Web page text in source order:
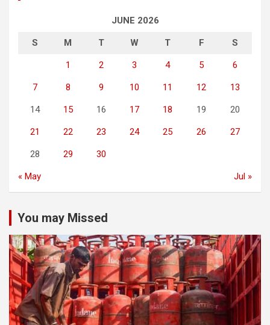
JUNE 2026
S M T W T F S
1 2 3 4 5 6
7 8 9 10 11 12 13
14 15 16 17 18 19 20
21 22 23 24 25 26 27
28 29 30
« May Jul »
You may Missed